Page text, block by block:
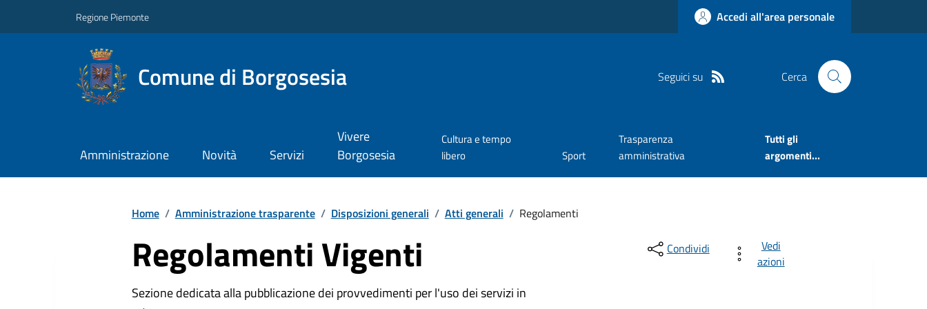
Regione Piemonte Accedi all'area personale
Comune di Borgosesia Seguici su Cerca
Amministrazione Novità Servizi
Vivere
Borgosesia
Cultura e tempo
libero
Sport
Trasparenza
amministrativa
Tutti gli
argomenti...
Home / Amministrazione trasparente / Disposizioni generali / Atti generali / Regolamenti
Regolamenti Vigenti
Sezione dedicata alla pubblicazione dei provvedimenti per l'uso dei servizi in
Condividi
Vedi
azioni